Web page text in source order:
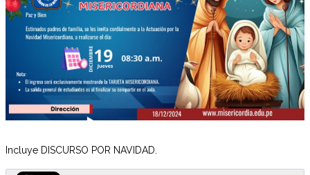
Incluye DISCURSO POR NAVIDAD.